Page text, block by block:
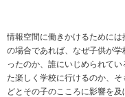
情報空間に働きかけるために
の場合であれば、なぜ子供が
ったのか、誰にいじめられて
た楽しく学校に行けるのか、
どとその子のこころに影響を